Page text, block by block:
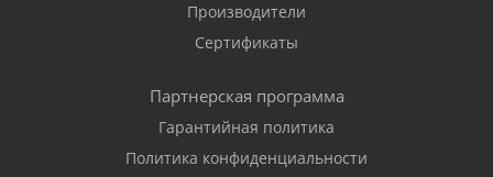
Производители
Сертификаты
Партнерская программа
Гарантийная политика
Политика конфиденциальности